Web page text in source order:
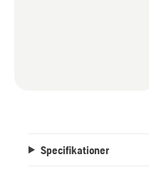
Specifikationer